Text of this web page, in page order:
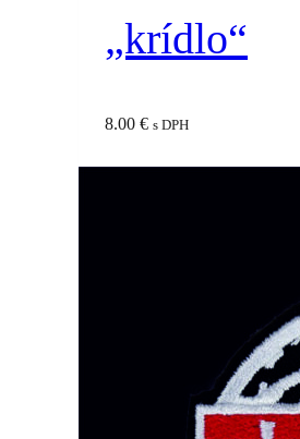
„krídlo“
8.00 € s DPH